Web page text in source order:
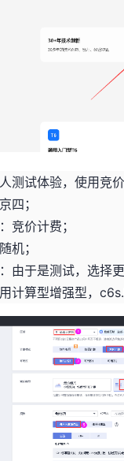
测试体验，使用竞
四；
竞价计费；
机；
由于是测试，选择
计算型增强型，